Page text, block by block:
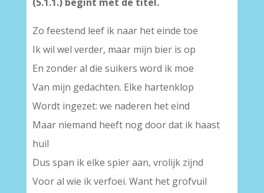
Zo feestend leef ik naar het einde toe
Ik wil wel verder, maar mijn bier is op
En zonder al die suikers word ik moe
Van mijn gedachten. Elke hartenklop
Wordt ingezet: we naderen het eind
Maar niemand heeft nog door dat ik haast
huil
Dus span ik elke spier aan, vrolijk zijnd
Voor al wie ik verfoei. Want het grofvuil